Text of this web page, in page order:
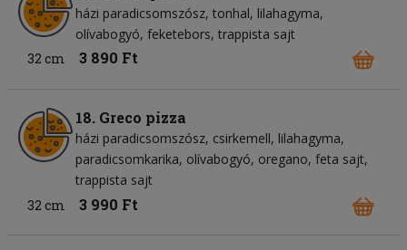
házi paradicsomszósz tonhal lilahagyma
olívabogyó feketebors trappista sajt
32 cm
3 890 Ft
18. Greco pizza
házi paradicsomszósz csirkemell lilahagyma
paradicsomkarika olívabogyó oregano feta sajt
trappista sajt
32 cm
3 990 Ft